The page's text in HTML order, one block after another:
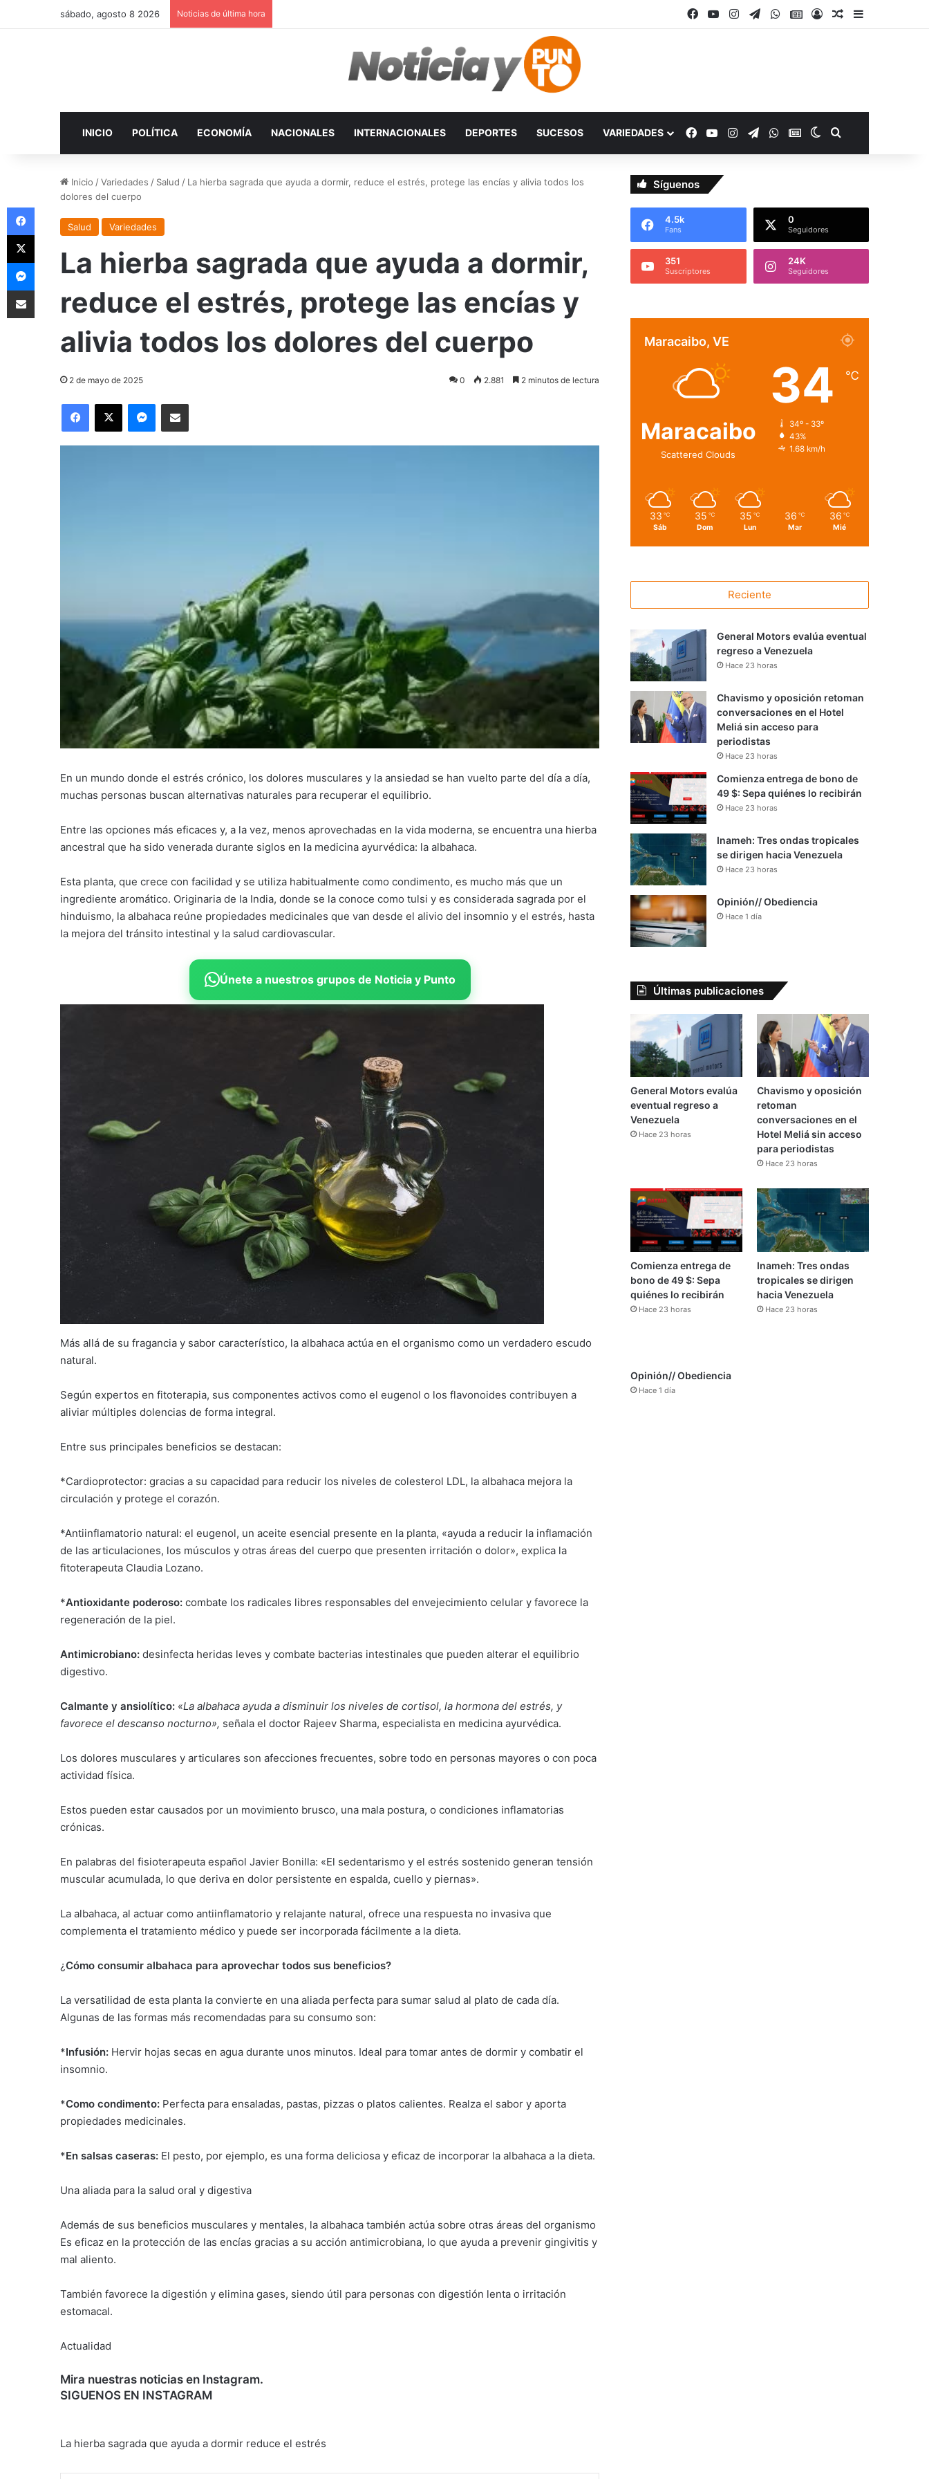
sábado, agosto 8 2026 Noticias de última hora Facebook
YouTubeInstagram
TelegramWhatsApp
Google Noticias
AccesoPublicación al
Barra lateral
INICIO POLÍTICA ECONOMÍA NACIONALES INTERNACIONALES DEPORTES SUCESOS VARIEDADES Facebook
YouTubeInstagram
Telegram
WhatsApp
Google Noticias
Switch skin
Inicio /Variedades / Salud / La hierba sagrada que ayuda a dormir, reduce el estrés, protege las encías y alivia todos los
dolores del cuerpo
Salud Variedades
La hierba sagrada que ayuda a dormir,
reduce el estrés, protege las encías y
alivia todos los dolores del cuerpo
2 de mayo de 2025 0 2.881 2 minutos de lectura
Facebook
X MessengerCompartir por correo electrónico
En un mundo donde el estrés crónico, los dolores musculares y la ansiedad se han vuelto parte del día a día,
muchas personas buscan alternativas naturales para recuperar el equilibrio.
Entre las opciones más eficaces y, a la vez, menos aprovechadas en la vida moderna, se encuentra una hierba
ancestral que ha sido venerada durante siglos en la medicina ayurvédica: la albahaca.
Esta planta, que crece con facilidad y se utiliza habitualmente como condimento, es mucho más que un
ingrediente aromático. Originaria de la India, donde se la conoce como tulsi y es considerada sagrada por el
hinduismo, la albahaca reúne propiedades medicinales que van desde el alivio del insomnio y el estrés, hasta
la mejora del tránsito intestinal y la salud cardiovascular.
Únete a nuestros grupos de Noticia y Punto
Más allá de su fragancia y sabor característico, la albahaca actúa en el organismo como un verdadero escudo
natural.
Según expertos en fitoterapia, sus componentes activos como el eugenol o los flavonoides contribuyen a
aliviar múltiples dolencias de forma integral.
Entre sus principales beneficios se destacan:
*Cardioprotector: gracias a su capacidad para reducir los niveles de colesterol LDL, la albahaca mejora la
circulación y protege el corazón.
*Antiinflamatorio natural: el eugenol, un aceite esencial presente en la planta, «ayuda a reducir la inflamación
de las articulaciones, los músculos y otras áreas del cuerpo que presenten irritación o dolor», explica la
fitoterapeuta Claudia Lozano.
*Antioxidante poderoso: combate los radicales libres responsables del envejecimiento celular y favorece la
regeneración de la piel.
Antimicrobiano: desinfecta heridas leves y combate bacterias intestinales que pueden alterar el equilibrio
digestivo.
Calmante y ansiolítico: «La albahaca ayuda a disminuir los niveles de cortisol, la hormona del estrés, y
favorece el descanso nocturno», señala el doctor Rajeev Sharma, especialista en medicina ayurvédica.
Los dolores musculares y articulares son afecciones frecuentes, sobre todo en personas mayores o con poca
actividad física.
Estos pueden estar causados por un movimiento brusco, una mala postura, o condiciones inflamatorias
crónicas.
En palabras del fisioterapeuta español Javier Bonilla: «El sedentarismo y el estrés sostenido generan tensión
muscular acumulada, lo que deriva en dolor persistente en espalda, cuello y piernas».
La albahaca, al actuar como antiinflamatorio y relajante natural, ofrece una respuesta no invasiva que
complementa el tratamiento médico y puede ser incorporada fácilmente a la dieta.
¿Cómo consumir albahaca para aprovechar todos sus beneficios?
La versatilidad de esta planta la convierte en una aliada perfecta para sumar salud al plato de cada día.
Algunas de las formas más recomendadas para su consumo son:
*Infusión: Hervir hojas secas en agua durante unos minutos. Ideal para tomar antes de dormir y combatir el
insomnio.
*Como condimento: Perfecta para ensaladas, pastas, pizzas o platos calientes. Realza el sabor y aporta
propiedades medicinales.
*En salsas caseras: El pesto, por ejemplo, es una forma deliciosa y eficaz de incorporar la albahaca a la dieta.
Una aliada para la salud oral y digestiva
Además de sus beneficios musculares y mentales, la albahaca también actúa sobre otras áreas del organismo
Es eficaz en la protección de las encías gracias a su acción antimicrobiana, lo que ayuda a prevenir gingivitis y
mal aliento.
También favorece la digestión y elimina gases, siendo útil para personas con digestión lenta o irritación
estomacal.
Actualidad
Mira nuestras noticias en Instagram.
SIGUENOS EN INSTAGRAM
La hierba sagrada que ayuda a dormir reduce el estrés
Síguenos
4.5k
Fans
0
Seguidores
351
Suscriptores
24K
Seguidores
Maracaibo, VE
Maracaibo
Scattered Clouds
34 ℃
34º - 33º
43%
1.68 km/h
33 ℃
Sáb
35 ℃
Dom
35 ℃
Lun
36 ℃
Mar
36 ℃
Mié
Reciente
General Motors evalúa eventual
regreso a Venezuela
Hace 23 horas
Chavismo y oposición retoman
conversaciones en el Hotel
Meliá sin acceso para
periodistas
Hace 23 horas
Comienza entrega de bono de
49 $: Sepa quiénes lo recibirán
Hace 23 horas
Inameh: Tres ondas tropicales
se dirigen hacia Venezuela
Hace 23 horas
Opinión// Obediencia
Hace 1 día
Últimas publicaciones
General Motors evalúa
eventual regreso a
Venezuela
Hace 23 horas
Chavismo y oposición
retoman
conversaciones en el
Hotel Meliá sin acceso
para periodistas
Hace 23 horas
Comienza entrega de
bono de 49 $: Sepa
quiénes lo recibirán
Hace 23 horas
Inameh: Tres ondas
tropicales se dirigen
hacia Venezuela
Hace 23 horas
Opinión// Obediencia
Hace 1 día
Facebook
X
Messenger
Compartir por correo electrónico